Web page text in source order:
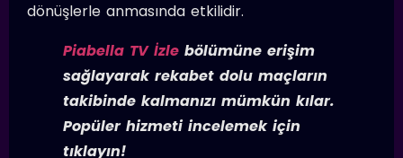
dönüşlerle anmasında etkilidir.
Piabella TV İzle bölümüne erişim
sağlayarak rekabet dolu maçların
takibinde kalmanızı mümkün kılar.
Popüler hizmeti incelemek için
tıklayın!